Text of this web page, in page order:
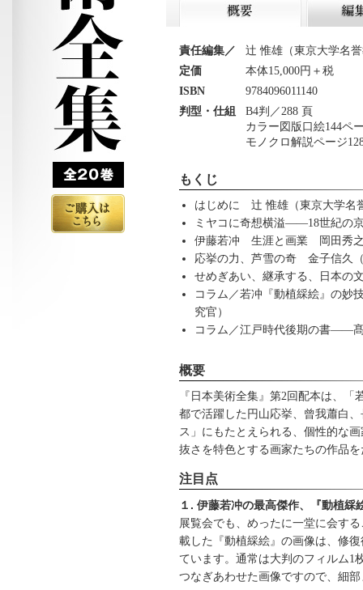
日本美
術全集
第2回配本 若冲
責任編集／
辻 惟雄（東京大学名
定価
本体15,000円＋税
ISBN
9784096011140
判型・仕組
B4判／288 頁
カラー図版口絵144ペ
モノクロ解説ページ
もくじ
はじめに 辻 惟雄（東京大学名
ミヤコに奇想横溢――18世紀の
伊藤若冲 生涯と画業 岡田秀之
応挙の力、芦雪の奇 金子信久
せめぎあい、継承する、日本
コラム／若冲『動植綵絵』の
究官）
コラム／江戸時代後期の書――
概要
『日本美術全集』第2回配本は、
都で活躍した円山応挙、曾我蕭白
ス」にもたとえられる、個性的な
抜さを特色とする画家たちの作品
注目点
１. 伊藤若冲の最高傑作、『動植綵
展覧会でも、めったに一堂に会す
載した『動植綵絵』の画像は、修
ています。通常は大判のフィルム1
つなぎあわせた画像ですので、細